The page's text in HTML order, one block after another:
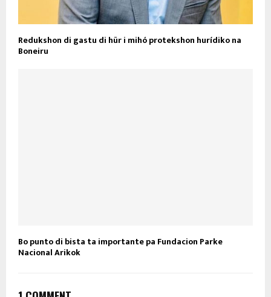
Redukshon di gastu di hür i mihó protekshon hurídiko na
Boneiru
Bo punto di bista ta importante pa Fundacion Parke
Nacional Arikok